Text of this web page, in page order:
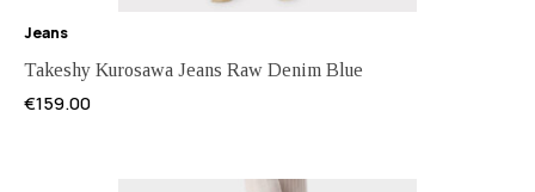
Jeans
Takeshy Kurosawa Jeans Raw Denim Blue
€159.00